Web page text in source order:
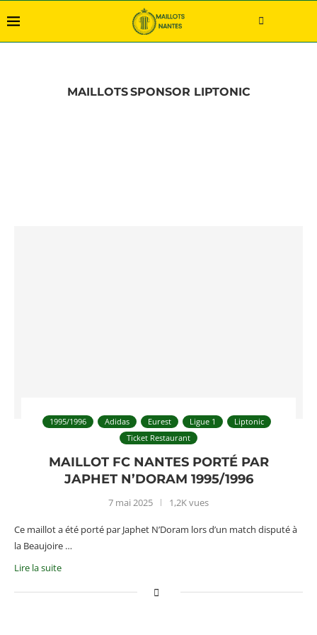
MAILLOTSSPONSOR LIPTONIC
1995/1996 Adidas Eurest Ligue 1
Liptonic
Ticket Restaurant
MAILLOT FC NANTES PORTÉ PAR
JAPHET N’DORAM 1995/1996
7 mai 2025 1,2K vues
Ce maillot a été porté par Japhet N’Doram lors d’un match disputé à
la Beaujoire …
Lire la suite